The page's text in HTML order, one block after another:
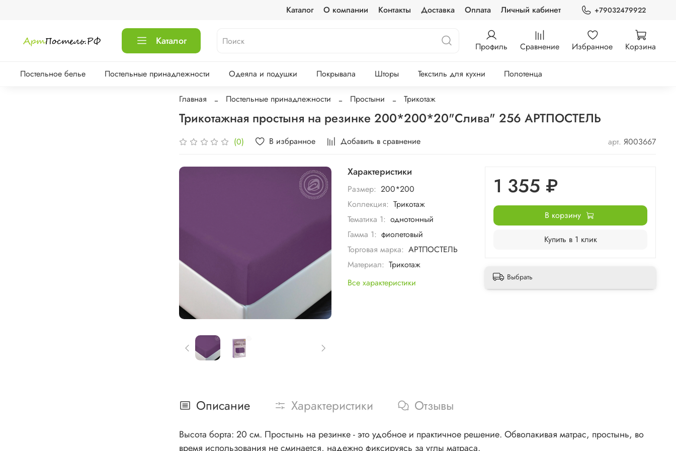
Каталог О компании Контакты Доставка Оплата Личный кабинет +79032479922
Каталог Профиль Сравнение Избранное Корзина
Постельное белье Постельные принадлежности Одеяла и подушки Покрывала Шторы Текстиль для кухни Полотенца
Главная Постельные принадлежности Простыни Трикотаж
Трикотажная простыня на резинке 200*200*20"Слива" 256 АРТПОСТЕЛЬ
(0) В избранное Добавить в сравнение арт. Я003667
Характеристики
Размер: 200*200
Коллекция: Трикотаж
Тематика 1: однотонный
Гамма 1: фиолетовый
Торговая марка: АРТПОСТЕЛЬ
Материал: Трикотаж
Все характеристики
1 355 ₽
В корзину
Купить в 1 клик
Выбрать
Описание Характеристики Отзывы
Высота борта: 20 см. Простынь на резинке - это удобное и практичное решение. Обволакивая матрас, простынь, во
время использования не сминается, надежно фиксируясь за углы матраса.